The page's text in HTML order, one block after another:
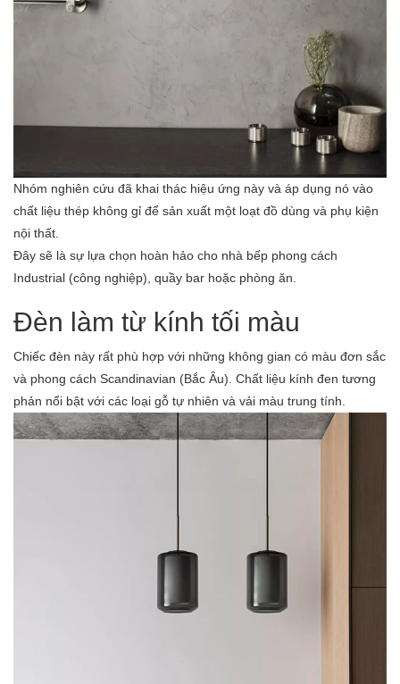
Nhóm nghiên cứu đã khai thác hiệu ứng này và áp dụng nó vào
chất liệu thép không gỉ để sản xuất một loạt đồ dùng và phụ kiện
nội thất.
Đây sẽ là sự lựa chọn hoàn hảo cho nhà bếp phong cách
Industrial (công nghiệp), quầy bar hoặc phòng ăn.
Đèn làm từ kính tối màu
Chiếc đèn này rất phù hợp với những không gian có màu đơn sắc
và phong cách Scandinavian (Bắc Âu). Chất liệu kính đen tương
phản nổi bật với các loại gỗ tự nhiên và vải màu trung tính.